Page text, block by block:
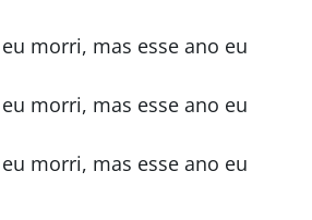
morri, mas esse ano eu
morri, mas esse ano eu
morri, mas esse ano eu